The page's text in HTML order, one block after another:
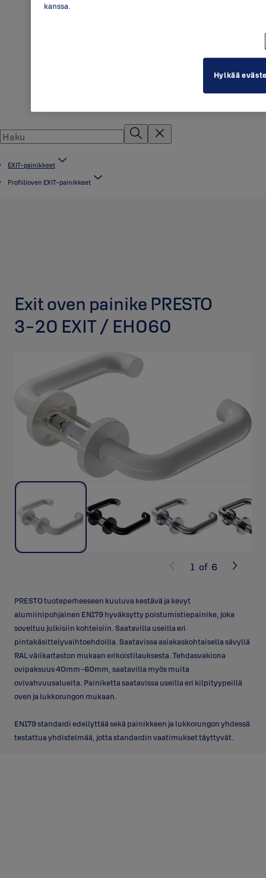
EXIT-painikkeet
Profiilioven EXIT-painikkeet
Exit oven painike PRESTO
3-20 EXIT / EH060
PRESTO tuoteperheeseen kuuluva kestävä ja kevyt
alumiinipohjainen EN179 hyväksytty poistumistiepainike, joka
soveltuu julkisiin kohteisiin. Saatavilla useilla eri
pintakäsittelyvaihtoehdoilla. Saatavissa asiakaskohtaisella sävyllä
RAL värikartaston mukaan erikoistilauksesta. Tehdasvakiona
ovipaksuus 40mm-60mm, saatavilla myös muita
ovivahvuusalueita. Painiketta saatavissa useilla eri kilpityypeillä
oven ja lukkorungon mukaan.
EN179 standardi edellyttää sekä painikkeen ja lukkorungon yhdessä
testattua yhdistelmää, jotta standardin vaatimukset täyttyvät.
1 of 6
kanssa.
Hylkää